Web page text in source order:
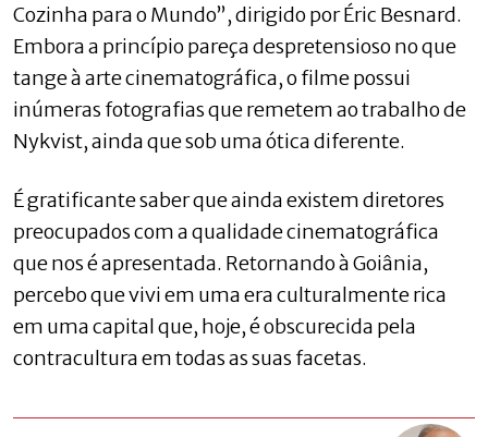
Cozinha para o Mundo”, dirigido por Éric Besnard.
Embora a princípio pareça despretensioso no que
tange à arte cinematográfica, o filme possui
inúmeras fotografias que remetem ao trabalho de
Nykvist, ainda que sob uma ótica diferente.
É gratificante saber que ainda existem diretores
preocupados com a qualidade cinematográfica
que nos é apresentada. Retornando à Goiânia,
percebo que vivi em uma era culturalmente rica
em uma capital que, hoje, é obscurecida pela
contracultura em todas as suas facetas.